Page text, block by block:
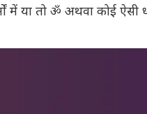
में या तो ॐ अथवा कोई